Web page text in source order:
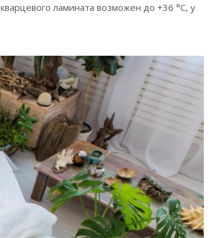
ламината возможен до +36 °C, у